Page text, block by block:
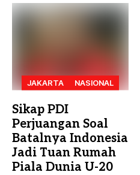
JAKARTA NASIONAL
Sikap PDI
Perjuangan Soal
Batalnya Indonesia
Jadi Tuan Rumah
Piala Dunia U-20